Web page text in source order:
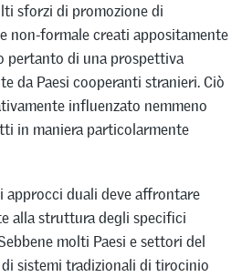
sforzi di promozione di
non-formale creati appositamente
pertanto di una prospettiva
da Paesi cooperanti stranieri. Ciò
influenzato nemmeno
in maniera particolarmente
duali deve affrontare
alla struttura degli specifici
molti Paesi e settori del
sistemi tradizionali di tirocinio